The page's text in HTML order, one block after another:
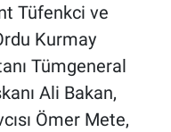
Tüfenkci ve
Kurmay
Tümgeneral
Ali Bakan,
Ömer Mete,